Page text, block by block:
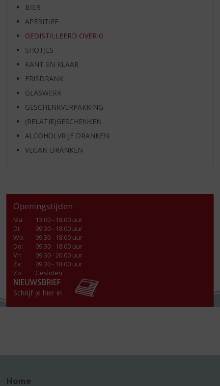
BIER
APERITIEF
GEDISTILLEERD OVERIG
SHOTJES
KANT EN KLAAR
FRISDRANK
GLASWERK
GESCHENKVERPAKKING
(RELATIE)GESCHENKEN
ALCOHOLVRIJE DRANKEN
VEGAN DRANKEN
Openingstijden
Ma:
13.00 - 18.00 uur
Di:
09.30 - 18.00 uur
Wo:
09.30 - 18.00 uur
Do:
09.30 - 18.00 uur
Vr:
09.30 - 20.00 uur
Za:
09.30 - 18.00 uur
Zo:
Gesloten
NIEUWSBRIEF
Schrijf je hier in
Home